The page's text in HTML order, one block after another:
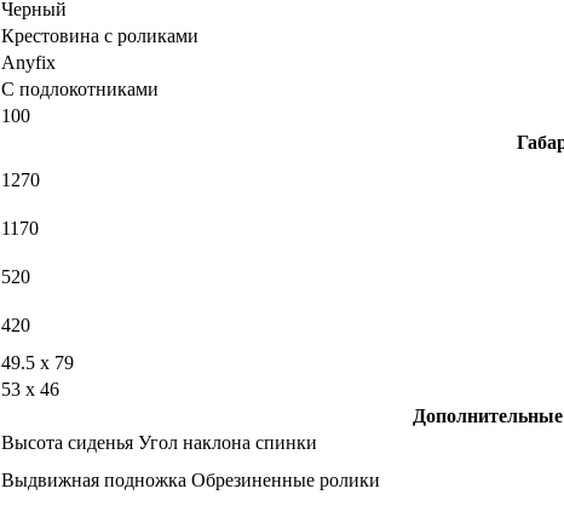
Черный
Крестовина с роликами
Anyfix
С подлокотниками
100
1270
1170
520
420
49.5 x 79
53 x 46
Высота сиденья Угол наклона спинки
Выдвижная подножка Обрезиненные ролики